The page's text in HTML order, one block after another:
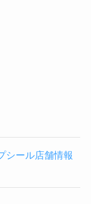
シール店舗情報